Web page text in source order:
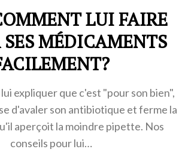
LUI FAIRE
MÉDICAMENTS
expliquer que c'est "pour son bien",
d'avaler son antibiotique et ferme la
aperçoit la moindre pipette. Nos
conseils pour lui…